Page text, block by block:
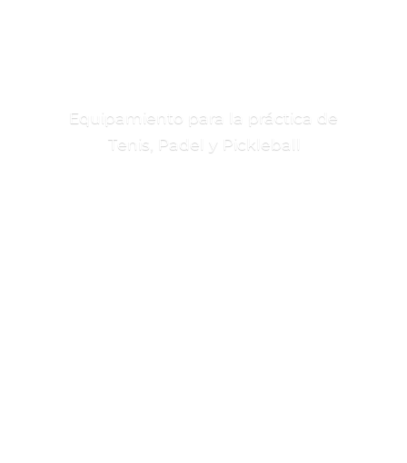
Equipamiento para la práctica de
Tenis, Padel
y Pickleball